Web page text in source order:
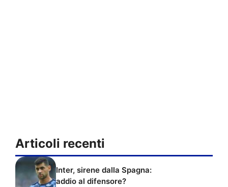
Articoli recenti
Inter, sirene dalla Spagna:
addio al difensore?